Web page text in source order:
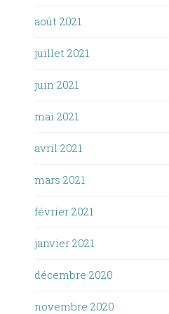
août 2021
juillet 2021
juin 2021
mai 2021
avril 2021
mars 2021
février 2021
janvier 2021
décembre 2020
novembre 2020